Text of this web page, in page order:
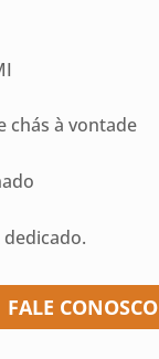
chás à vontade
FALE CONOSCO